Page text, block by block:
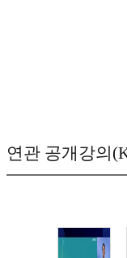
연관 공개강의